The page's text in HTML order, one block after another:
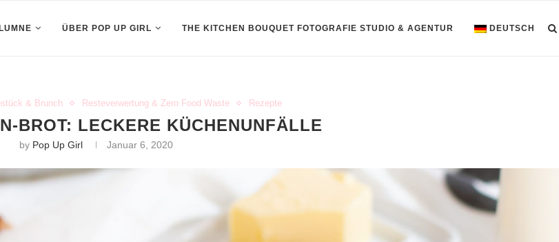
ÜBER POP UP GIRL THE KITCHEN BOUQUET FOTOGRAFIE STUDIO & AGENTUR DEUTSCH
& Brunch Resteverwertung & Zero Food Waste Rezepte
BROT: LECKERE KÜCHENUNFÄLLE
by Pop Up Girl Januar 6, 2020